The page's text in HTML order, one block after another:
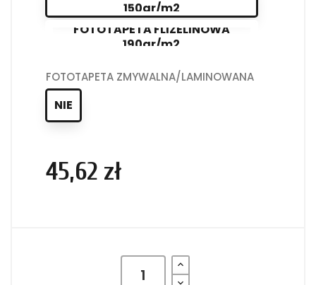
150gr/m2
FOTOTAPETA FLIZELINOWA
190gr/m2
FOTOTAPETA ZMYWALNA/LAMINOWANA
NIE
45,62 zł